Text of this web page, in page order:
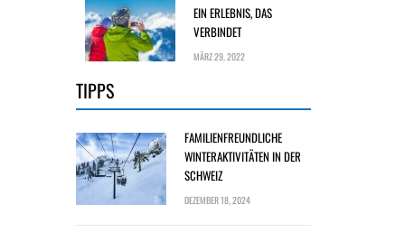
EIN ERLEBNIS, DAS
VERBINDET
MÄRZ 29, 2022
TIPPS
FAMILIENFREUNDLICHE
WINTERAKTIVITÄTEN IN DER
SCHWEIZ
DEZEMBER 18, 2024